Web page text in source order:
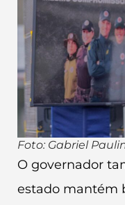
Foto: Gabriel
O governador
estado mantém